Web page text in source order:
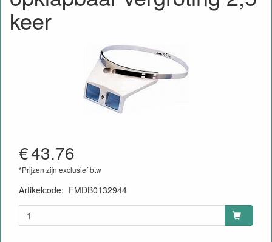
keer
€43.76
*Prijzen zijn exclusief btw
Artikelcode: FMDB0132944